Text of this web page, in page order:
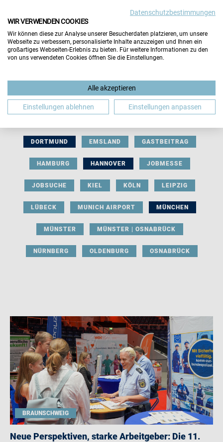
BERUFLICHE ORIENTIERUNG BEWERBUNG
DORTMUND EMSLAND GASTBEITRAG
HAMBURG HANNOVER JOBMESSE
JOBSUCHE KIEL KÖLN LEIPZIG
LÜBECK MUNICH AIRPORT MÜNCHEN
MÜNSTER MÜNSTER | OSNABRÜCK
NÜRNBERG OLDENBURG OSNABRÜCK
BRAUNSCHWEIG
Neue Perspektiven, starke Arbeitgeber: Die 11.
Datenschutzbestimmungen
WIR VERWENDEN COOKIES
Wir können diese zur Analyse unserer Besucherdaten platzieren, um unsere
Webseite zu verbessern, personalisierte Inhalte anzuzeigen und Ihnen ein
großartiges Webseiten-Erlebnis zu bieten. Für weitere Informationen zu den
von uns verwendeten Cookies öffnen Sie die Einstellungen.
Alle akzeptieren
Einstellungen ablehnen Einstellungen anpassen